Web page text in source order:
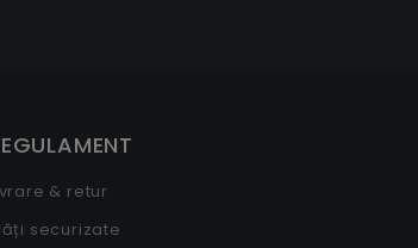
& retur
securizate